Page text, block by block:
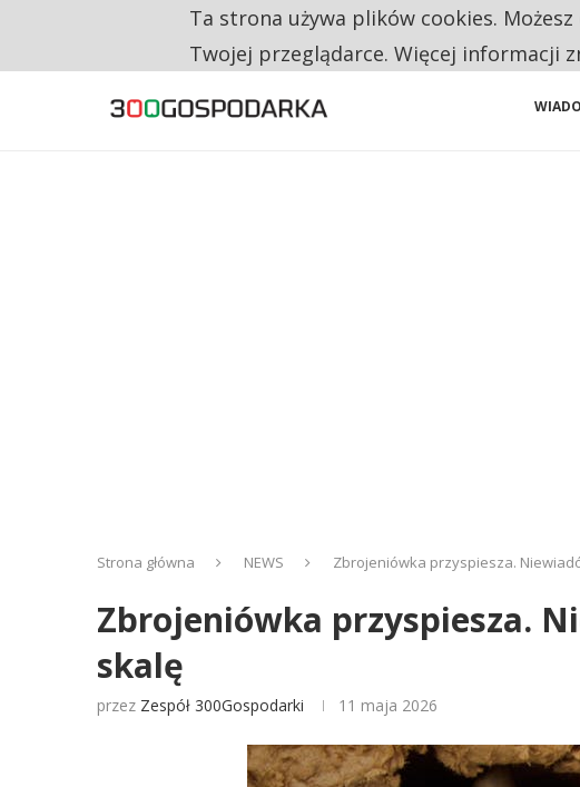
NA JEDEN WAKAT PRZYPADAJĄ 62 ZGŁOSZENIA.
160 ZNAKÓW TO ZA MAŁO. FUNDACJA PROPONUJE
Strona główna NEWS Zbrojeniówka przyspiesza.
Zbrojeniówka przyspiesza.
skalę
przez Zespół 300Gospodarki 11 maja 2026
Ta strona używa plików cookies.
Twojej przeglądarce. Więcej informacji